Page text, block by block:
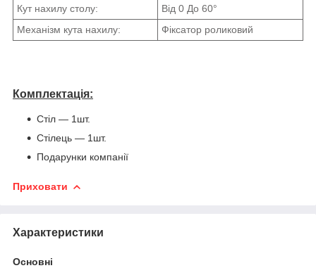
Кут нахилу столу:
Від 0 До 60°
Механізм кута нахилу:
Фіксатор роликовий
Комплектація:
Стіл ― 1шт.
Стілець ― 1шт.
Подарунки компанії
Приховати
Характеристики
Основні